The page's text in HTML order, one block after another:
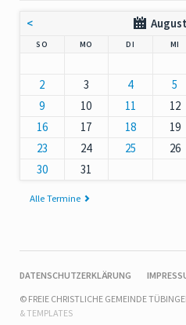
<
SO MO DI MI
2
3 4 5
9
10 11 12
16
17 18 19
23
24 25 26
30
31
Alle Termine
NAVIGATION
DATENSCHUTZERKLÄRUNG
© FREIE CHRISTLICHE GEMEINDE
& TEMPLATES